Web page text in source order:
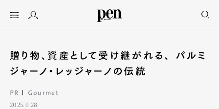
贈り物、資産として受け継がれる、 パルミ
ジャーノ・レッジャーノの伝統
PR Gourmet
2025.11.28